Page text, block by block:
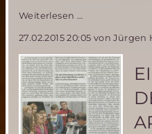
Weiterlesen …
ohne
Russland
–
nur
eine
Propaganda-
Aktion
oder
27.02.2015 20:05 von Jürgen